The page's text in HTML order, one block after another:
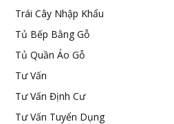
Trái Cây Nhập Khẩu
Tủ Bếp Bằng Gỗ
Tủ Quần Áo Gỗ
Tư Vấn
Tư Vấn Định Cư
Tư Vấn Tuyển Dụng